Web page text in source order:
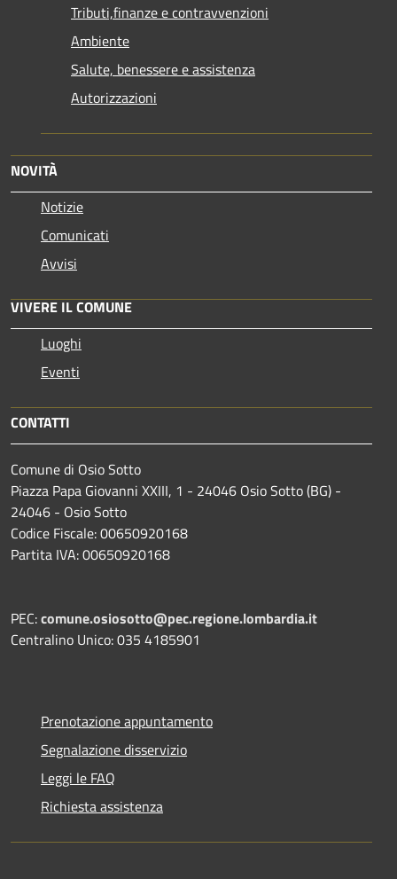
Tributi,finanze e contravvenzioni
Ambiente
Salute, benessere e assistenza
Autorizzazioni
NOVITÀ
Notizie
Comunicati
Avvisi
VIVERE IL COMUNE
Luoghi
Eventi
CONTATTI
Comune di Osio Sotto
Piazza Papa Giovanni XXIII, 1 - 24046 Osio Sotto (BG) -
24046 - Osio Sotto
Codice Fiscale: 00650920168
Partita IVA: 00650920168
PEC:comune.osiosotto@pec.regione.lombardia.it
Centralino Unico: 035 4185901
Prenotazione appuntamento
Segnalazione disservizio
Leggi le FAQ
Richiesta assistenza